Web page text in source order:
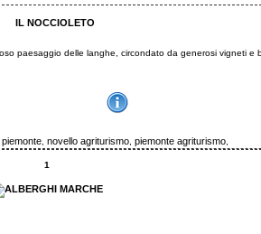
IL NOCCIOLETO
paesaggio delle langhe, circondato da generosi vigneti e
novello agriturismo piemonte agriturismo
1